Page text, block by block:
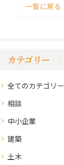
一覧に戻る
カテゴリー
全てのカテゴリー
相談
中小企業
建築
土木